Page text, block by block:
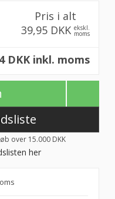
Pris i alt
39,95 DKK ekskl.
moms
DKK inkl. moms
over 15.000 DKK
her